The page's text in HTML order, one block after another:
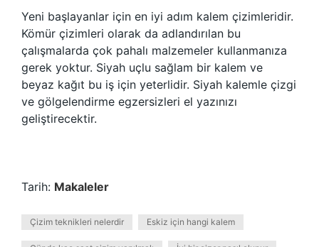
Yeni başlayanlar için en iyi adım kalem çizimleridir.
Kömür çizimleri olarak da adlandırılan bu
çalışmalarda çok pahalı malzemeler kullanmanıza
gerek yoktur. Siyah uçlu sağlam bir kalem ve
beyaz kağıt bu iş için yeterlidir. Siyah kalemle çizgi
ve gölgelendirme egzersizleri el yazınızı
geliştirecektir.
Tarih: Makaleler
Çizim teknikleri nelerdir Eskiz için hangi kalem